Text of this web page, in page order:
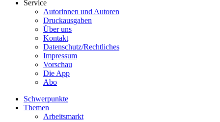
Service
Autorinnen und Autoren
Druckausgaben
Über uns
Kontakt
Datenschutz/Rechtliches
Impressum
Vorschau
Die App
Abo
Schwerpunkte
Themen
Arbeitsmarkt